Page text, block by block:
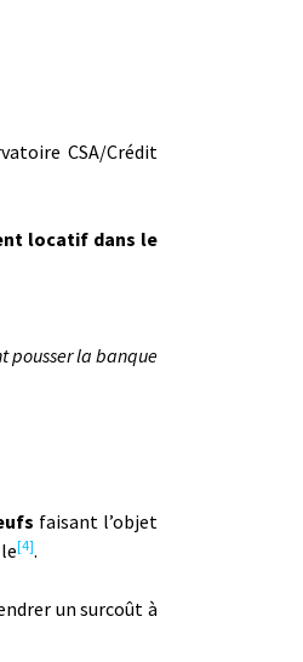
CSA/Crédit
locatif dans le
pousser la banque
faisant l’objet
[4].
un surcoût à